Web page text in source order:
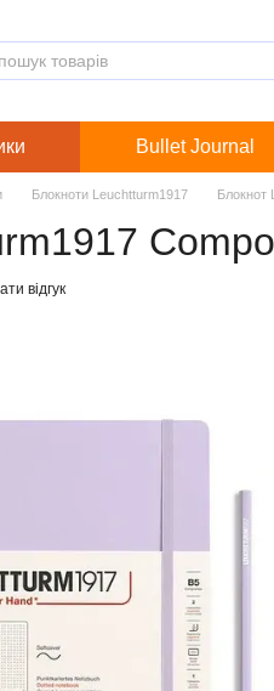
Bullet Journal
Блокноти Leuchtturm1917 Блокнот
відгук